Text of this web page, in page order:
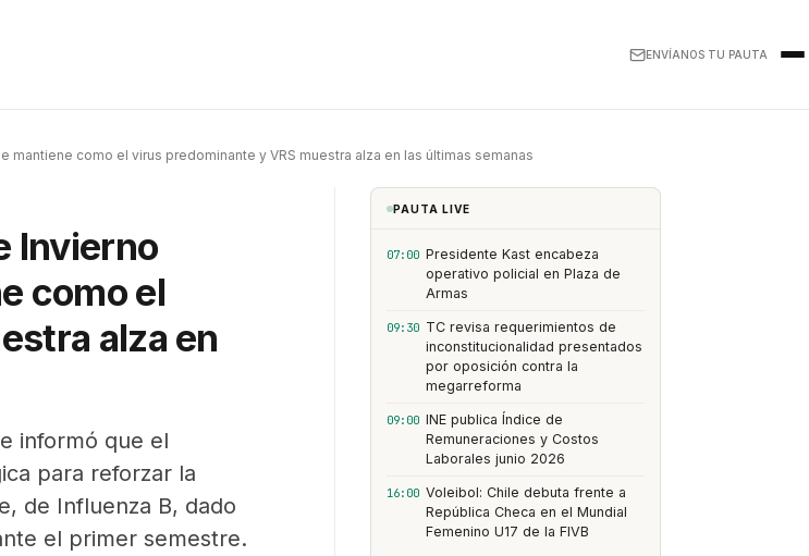
ENVÍANOS TU PAUTA
mantiene como el virus predominante y VRS muestra alza en las últimas semanas
Invierno
como el
alza en
informó que el
para reforzar la
de Influenza B, dado
el primer semestre.
PAUTA LIVE
07:00 Presidente Kast encabeza
operativo policial en Plaza de
Armas
09:30 TC revisa requerimientos de
inconstitucionalidad presentados
por oposición contra la
megarreforma
09:00 INE publica Índice de
Remuneraciones y Costos
Laborales junio 2026
16:00 Voleibol: Chile debuta frente a
República Checa en el Mundial
Femenino U17 de la FIVB